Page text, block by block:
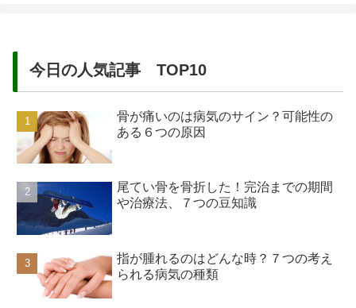
今日の人気記事 TOP10
骨が痛いのは病気のサイン？可能性の
ある６つの原因
尾てい骨を骨折した！完治までの期間
や治療法、７つの豆知識
指が腫れるのはどんな時？７つの考え
られる病気の種類